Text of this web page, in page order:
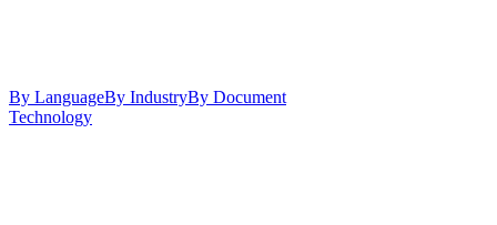
By LanguageBy IndustryBy Document
Technology